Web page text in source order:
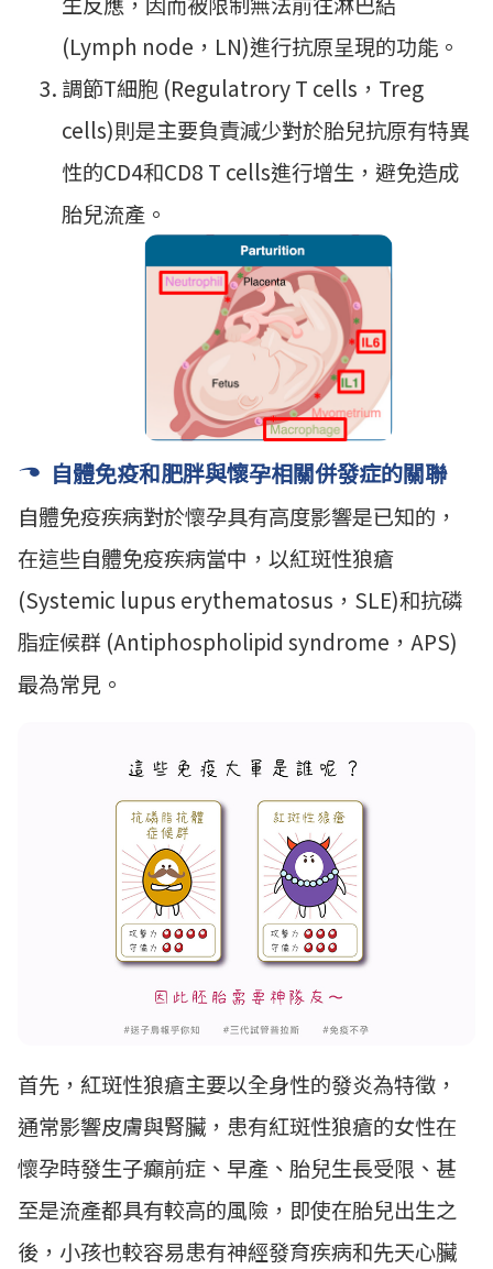
(Lymph node，LN)進行抗原呈現的功能。
調節T細胞 (Regulatrory T cells，Treg
cells)則是主要負責減少對於胎兒抗原有特異
性的CD4和CD8 T cells進行增生，避免造成
胎兒流產。
自體免疫和肥胖與懷孕相關併發症的關聯
自體免疫疾病對於懷孕具有高度影響是已知的，
在這些自體免疫疾病當中，以紅斑性狼瘡
(Systemic lupus erythematosus，SLE)和抗磷
脂症候群 (Antiphospholipid syndrome，APS)
最為常見。
首先，紅斑性狼瘡主要以全身性的發炎為特徵，
通常影響皮膚與腎臟，患有紅斑性狼瘡的女性在
懷孕時發生子癲前症、早產、胎兒生長受限、甚
至是流產都具有較高的風險，即使在胎兒出生之
後，小孩也較容易患有神經發育疾病和先天心臟